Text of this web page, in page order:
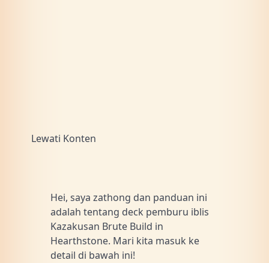
Lewati Konten
Hei, saya zathong dan panduan ini
adalah tentang deck pemburu iblis
Kazakusan Brute Build in
Hearthstone. Mari kita masuk ke
detail di bawah ini!